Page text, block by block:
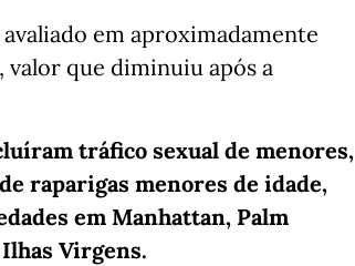
em aproximadamente
valor que diminuiu após a
tráfico sexual de menores,
raparigas menores de idade,
em Manhattan, Palm
Virgens.